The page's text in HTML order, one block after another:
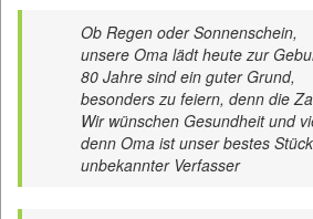
Ob Regen oder Sonnenschein,
unsere Oma lädt heute zur
80 Jahre sind ein guter Grund,
besonders zu feiern, denn die
Wir wünschen Gesundheit und
denn Oma ist unser bestes
unbekannter Verfasser